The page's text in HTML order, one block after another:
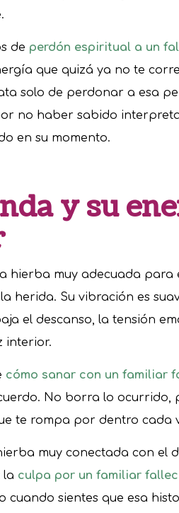
de perdón espiritual a un
que quizá ya no te
solo de perdonar a esa
no haber sabido
en su momento.
y su
hierba muy adecuada
herida. Su vibración es
el descanso, la tensión
interior.
cómo sanar con un familiar
No borra lo
te rompa por dentro cada
muy conectada con el
la culpa por un familiar
cuando sientes que esa